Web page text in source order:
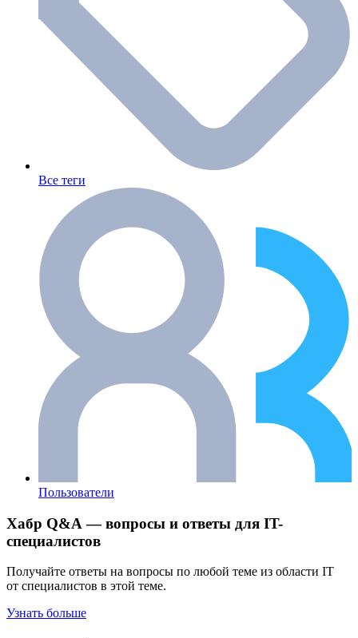
Все теги
Пользователи
Хабр Q&A — вопросы и ответы для IT-
специалистов
Получайте ответы на вопросы по любой теме из области IT
от специалистов в этой теме.
Узнать больше